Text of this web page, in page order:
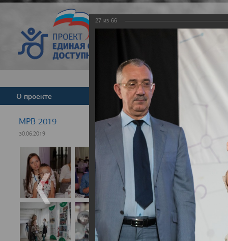
О проекте Команда
МРВ 2019
30.06.2019
27 из 66